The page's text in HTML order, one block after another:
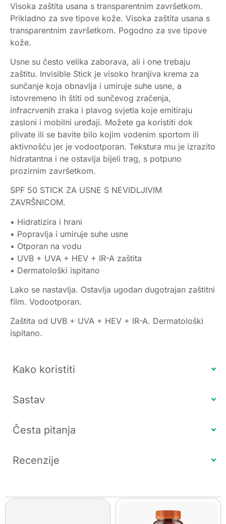
Visoka zaštita usana s transparentnim završetkom.
Prikladno za sve tipove kože. Visoka zaštita usana s
transparentnim završetkom. Pogodno za sve tipove
kože.
Usne su često velika zaborava, ali i one trebaju
zaštitu. Invisible Stick je visoko hranjiva krema za
sunčanje koja obnavlja i umiruje suhe usne, a
istovremeno ih štiti od sunčevog zračenja,
infracrvenih zraka i plavog svjetla koje emitiraju
zasloni i mobilni uređaji. Možete ga koristiti dok
plivate ili se bavite bilo kojim vodenim sportom ili
aktivnošću jer je vodootporan. Tekstura mu je izrazito
hidratantna i ne ostavlja bijeli trag, s potpuno
prozirnim završetkom.
SPF 50 STICK ZA USNE S NEVIDLJIVIM
ZAVRŠNICOM.
• Hidratizira i hrani
• Popravlja i umiruje suhe usne
• Otporan na vodu
• UVB + UVA + HEV + IR-A zaštita
• Dermatološki ispitano
Lako se nastavlja. Ostavlja ugodan dugotrajan zaštitni
film. Vodootporan.
Zaštita od UVB + UVA + HEV + IR-A. Dermatološki
ispitano.
Kako koristiti
Sastav
Česta pitanja
Recenzije